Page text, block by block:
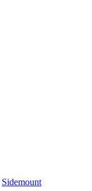
Sidemount